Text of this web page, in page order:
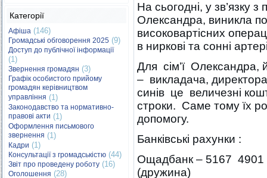
Категорії
Афіша (146)
Громадські обговорення 2025 (9)
Доступ до публічної інформації
(1)
Звернення громадян (3)
Графік особистого прийому
громадян керівництвом
управління (1)
Законодавство та нормативно-
правові акти (1)
Оформлення письмового
звернення (1)
Кадри (1)
Консультації з громадськістю (44)
Звіт про проведену роботу (16)
Оголошення (28)
На сьогодні, у зв’язку
Олександра, виникла
високовартісних
в ниркові та сонні
Для сім’ї
– викладача,
синів це величезні
строки. Саме тому їх
допомогу.
Банківські рахунки :
Ощадбанк – 5167
(дружина)